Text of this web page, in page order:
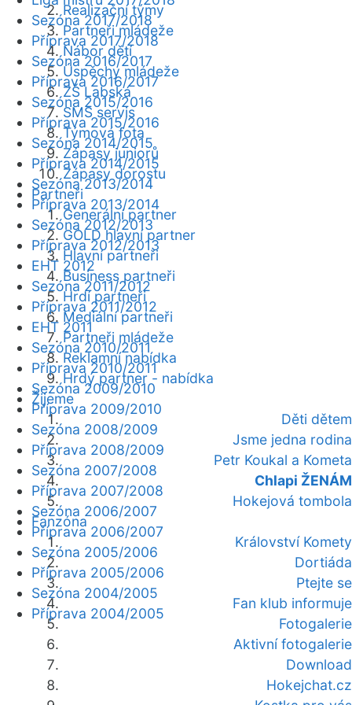
Realizační týmy
Partneři mládeže
Nábor dětí
Úspěchy mládeže
ZŠ Labská
SMS servis
Týmová fota
Zápasy juniorů
Zápasy dorostu
Partneři
Generální partner
GOLD hlavní partner
Hlavní partneři
Business partneři
Hrdí partneři
Mediální partneři
Partneři mládeže
Reklamní nabídka
Hrdý partner - nabídka
Žijeme
Děti dětem
Jsme jedna rodina
Petr Koukal a Kometa
Chlapi ŽENÁM
Hokejová tombola
Fanzóna
Království Komety
Dortiáda
Ptejte se
Fan klub informuje
Fotogalerie
Aktivní fotogalerie
Download
Hokejchat.cz
Sezóna 2017/2018
Příprava 2017/2018
Sezóna 2016/2017
Příprava 2016/2017
Sezóna 2015/2016
Příprava 2015/2016
Sezóna 2014/2015
Příprava 2014/2015
Sezóna 2013/2014
Příprava 2013/2014
Sezóna 2012/2013
Příprava 2012/2013
EHT 2012
Sezóna 2011/2012
Příprava 2011/2012
EHT 2011
Sezóna 2010/2011
Příprava 2010/2011
Sezóna 2009/2010
Příprava 2009/2010
Sezóna 2008/2009
Příprava 2008/2009
Sezóna 2007/2008
Příprava 2007/2008
Sezóna 2006/2007
Příprava 2006/2007
Sezóna 2005/2006
Příprava 2005/2006
Sezóna 2004/2005
Příprava 2004/2005